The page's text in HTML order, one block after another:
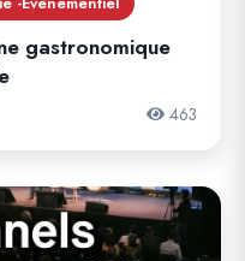
gastronomique
463